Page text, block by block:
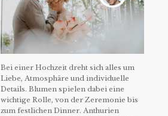
Bei einer Hochzeit dreht sich alles um
Liebe, Atmosphäre und individuelle
Details. Blumen spielen dabei eine
wichtige Rolle, von der Zeremonie bis
zum festlichen Dinner. Anthurien